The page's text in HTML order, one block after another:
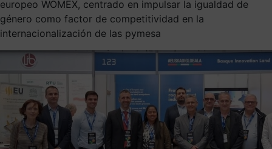
europeo WOMEX, centrado en impulsar la igualdad de
género como factor de competitividad en la
internacionalización de las pymesa